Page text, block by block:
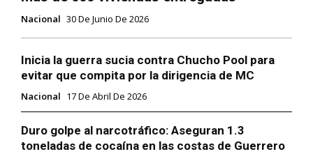
Nacional 30 De Junio De 2026
Inicia la guerra sucia contra Chucho Pool para
evitar que compita por la dirigencia de MC
Nacional 17 De Abril De 2026
Duro golpe al narcotráfico: Aseguran 1.3
toneladas de cocaína en las costas de Guerrero